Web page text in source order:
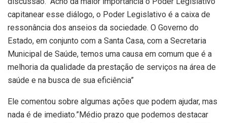
capitanear esse diálogo, o Poder Legislativo é a caixa de
ressonância dos anseios da sociedade. O Governo do
Estado, em conjunto com a Santa Casa, com a Secretaria
Municipal de Saúde, temos uma causa em comum que é a
melhoria da qualidade da prestação de serviços na área de
saúde e na busca de sua eficiência”
Ele comentou sobre algumas ações que podem ajudar, mas
nada é de imediato.”Médio prazo que podemos destacar